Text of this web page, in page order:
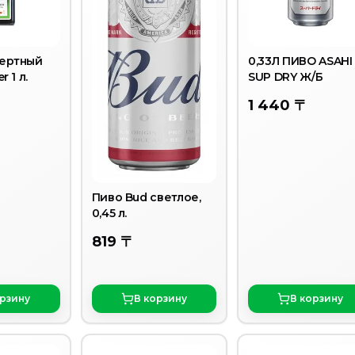
1 л.
Пиво Bud светлое,
0,45 л.
819 〒
В корзину
0,33Л ПИВО ASAHI
SUP DRY Ж/Б
1 440 〒
В корзину